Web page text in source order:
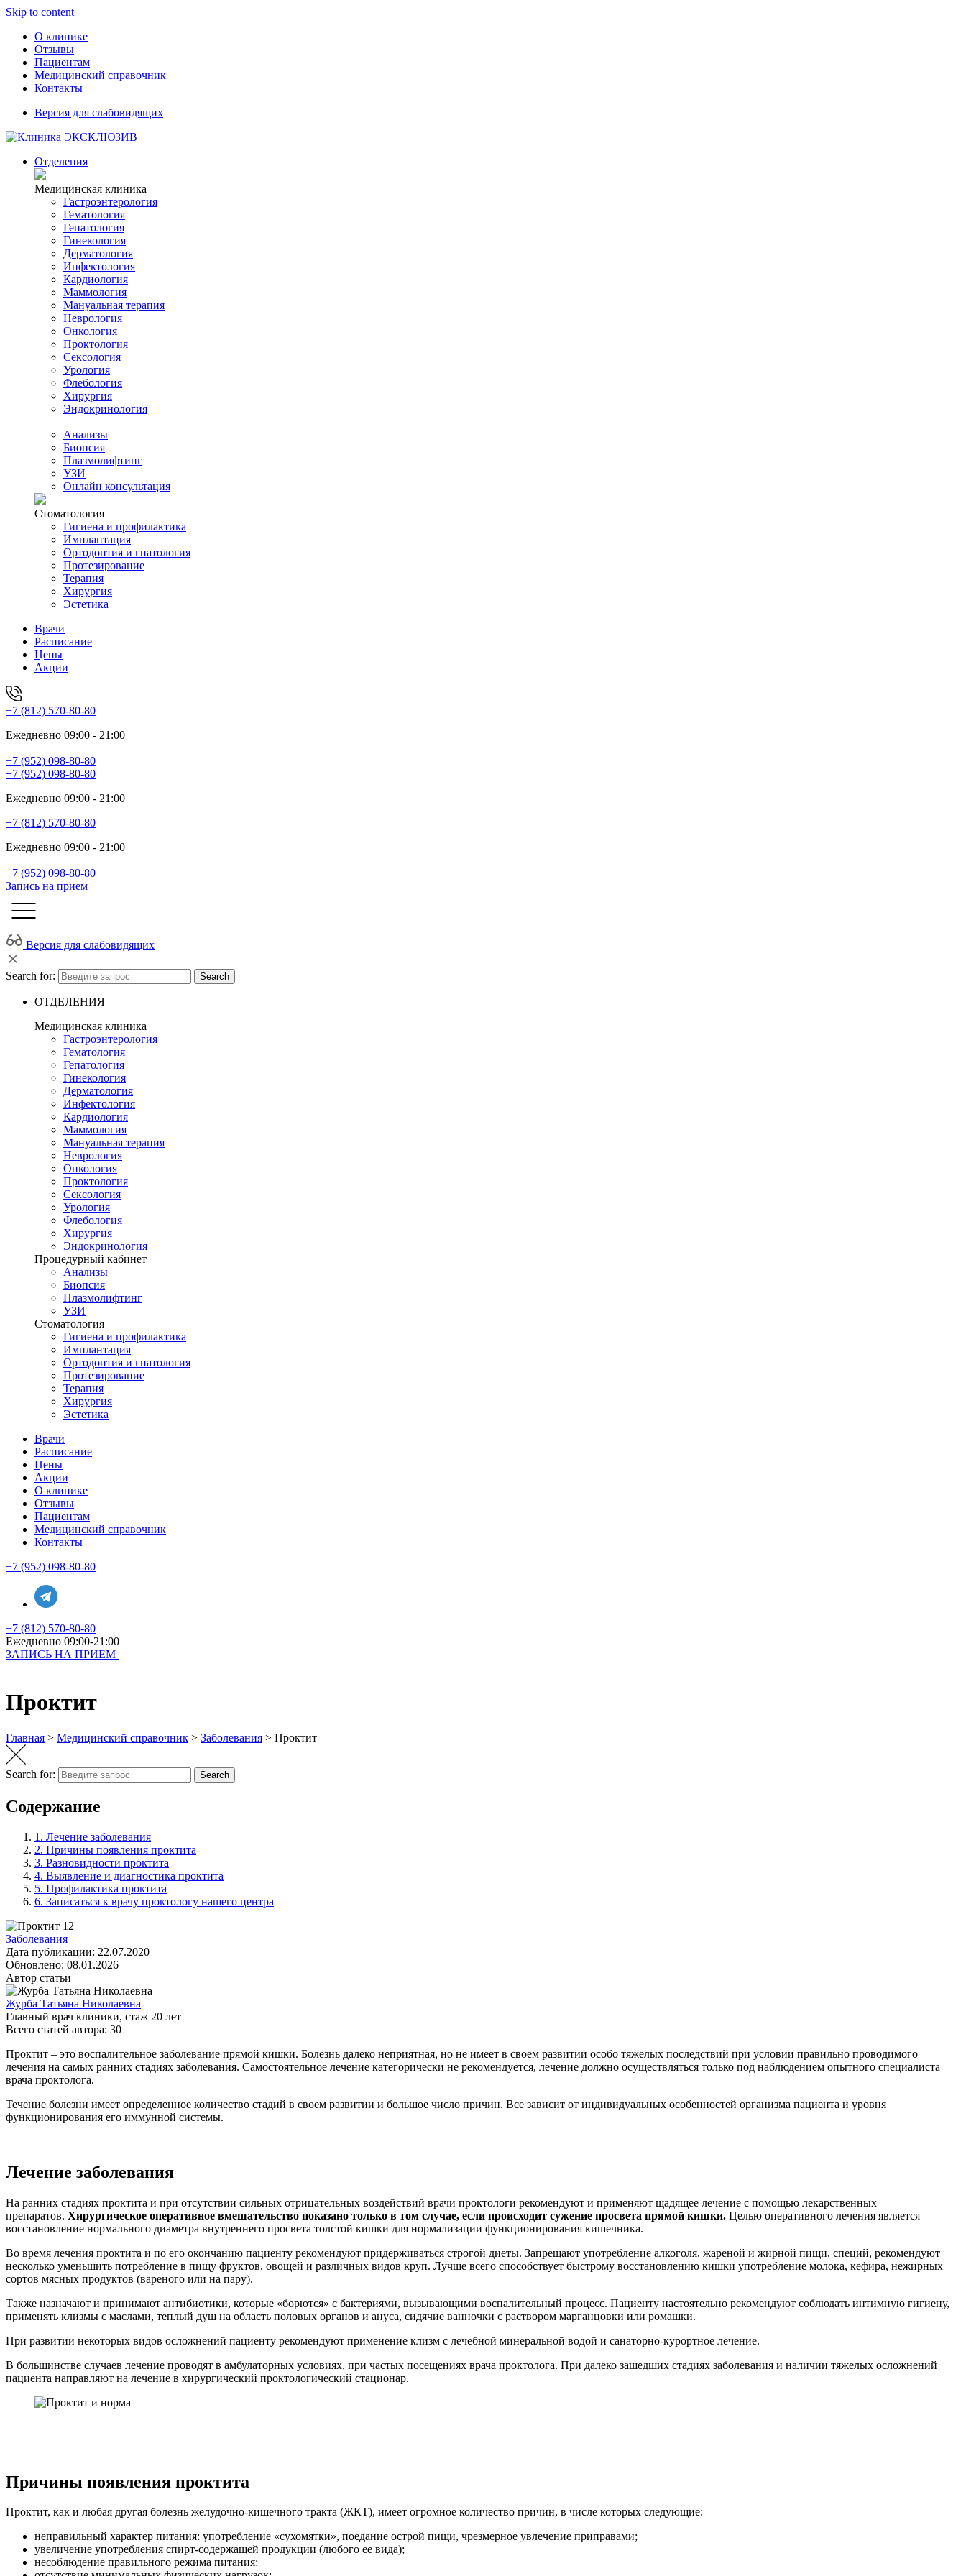
Skip to content
О клинике
Отзывы
Пациентам
Медицинский справочник
Контакты
Версия для слабовидящих
Отделения
Медицинская клиника
Гастроэнтерология
Гематология
Гепатология
Гинекология
Дерматология
Инфектология
Кардиология
Маммология
Мануальная терапия
Неврология
Онкология
Проктология
Сексология
Урология
Флебология
Хирургия
Эндокринология
Анализы
Биопсия
Плазмолифтинг
УЗИ
Онлайн консультация
Стоматология
Гигиена и профилактика
Имплантация
Ортодонтия и гнатология
Протезирование
Терапия
Хирургия
Эстетика
Врачи
Расписание
Цены
Акции
+7 (812) 570-80-80
Ежедневно 09:00 - 21:00
+7 (952) 098-80-80
+7 (952) 098-80-80
Ежедневно 09:00 - 21:00
+7 (812) 570-80-80
Ежедневно 09:00 - 21:00
+7 (952) 098-80-80
Запись на прием
Версия для слабовидящих
Search for: Search
ОТДЕЛЕНИЯ
Медицинская клиника
Гастроэнтерология
Гематология
Гепатология
Гинекология
Дерматология
Инфектология
Кардиология
Маммология
Мануальная терапия
Неврология
Онкология
Проктология
Сексология
Урология
Флебология
Хирургия
Эндокринология
Процедурный кабинет
Анализы
Биопсия
Плазмолифтинг
УЗИ
Стоматология
Гигиена и профилактика
Имплантация
Ортодонтия и гнатология
Протезирование
Терапия
Хирургия
Эстетика
Врачи
Расписание
Цены
Акции
О клинике
Отзывы
Пациентам
Медицинский справочник
Контакты
+7 (952) 098-80-80
+7 (812) 570-80-80
Ежедневно 09:00-21:00
ЗАПИСЬ НА ПРИЕМ
Проктит
Главная > Медицинский справочник > Заболевания > Проктит
Search for: Search
Содержание
1. Лечение заболевания
2. Причины появления проктита
3. Разновидности проктита
4. Выявление и диагностика проктита
5. Профилактика проктита
6. Записаться к врачу проктологу нашего центра
Заболевания
Дата публикации: 22.07.2020
Обновлено: 08.01.2026
Автор статьи
Журба Татьяна Николаевна
Главный врач клиники, стаж 20 лет
Всего статей автора: 30
Проктит – это воспалительное заболевание прямой кишки. Болезнь далеко неприятная, но не имеет в своем развитии особо тяжелых последствий при условии правильно проводимого
лечения на самых ранних стадиях заболевания. Самостоятельное лечение категорически не рекомендуется, лечение должно осуществляться только под наблюдением опытного специалиста
врача проктолога.
Течение болезни имеет определенное количество стадий в своем развитии и большое число причин. Все зависит от индивидуальных особенностей организма пациента и уровня
функционирования его иммунной системы.
Лечение заболевания
На ранних стадиях проктита и при отсутствии сильных отрицательных воздействий врачи проктологи рекомендуют и применяют щадящее лечение с помощью лекарственных
препаратов. Хирургическое оперативное вмешательство показано только в том случае, если происходит сужение просвета прямой кишки. Целью оперативного лечения является
восстановление нормального диаметра внутреннего просвета толстой кишки для нормализации функционирования кишечника.
Во время лечения проктита и по его окончанию пациенту рекомендуют придерживаться строгой диеты. Запрещают употребление алкоголя, жареной и жирной пищи, специй, рекомендуют
несколько уменьшить потребление в пищу фруктов, овощей и различных видов круп. Лучше всего способствует быстрому восстановлению кишки употребление молока, кефира, нежирных
сортов мясных продуктов (вареного или на пару).
Также назначают и принимают антибиотики, которые «борются» с бактериями, вызывающими воспалительный процесс. Пациенту настоятельно рекомендуют соблюдать интимную гигиену,
применять клизмы с маслами, теплый душ на область половых органов и ануса, сидячие ванночки с раствором марганцовки или ромашки.
При развитии некоторых видов осложнений пациенту рекомендуют применение клизм с лечебной минеральной водой и санаторно-курортное лечение.
В большинстве случаев лечение проводят в амбулаторных условиях, при частых посещениях врача проктолога. При далеко зашедших стадиях заболевания и наличии тяжелых осложнений
пациента направляют на лечение в хирургический проктологический стационар.
Причины появления проктита
Проктит, как и любая другая болезнь желудочно-кишечного тракта (ЖКТ), имеет огромное количество причин, в числе которых следующие:
неправильный характер питания: употребление «сухомятки», поедание острой пищи, чрезмерное увлечение приправами;
увеличение употребления спирт-содержащей продукции (любого ее вида);
несоблюдение правильного режима питания;